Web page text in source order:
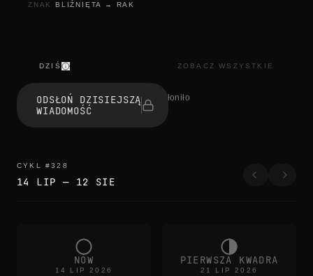
ZNAK
BLIŹNIĘTA → RAK
DZIŚ ZOBACZ WSZYSTKIE
l
e
t
g
o
p
ODSŁOŃ DZISIEJSZĄ
WIADOMOŚĆ
0 osób odsłoniło
CYKL #328
14 LIP — 12 SIE
NÓW
14 LIP 2026
PIERWSZA KWADRA
21 LIP 2026